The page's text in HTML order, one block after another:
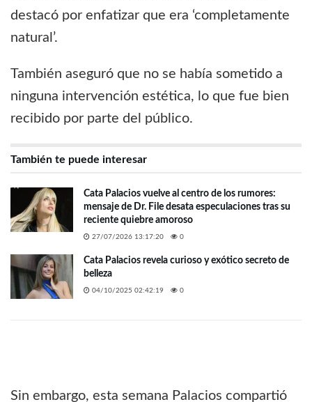
destacó por enfatizar que era ‘completamente
natural’.
También aseguró que no se había sometido a
ninguna intervención estética, lo que fue bien
recibido por parte del público.
También te puede interesar
Cata Palacios vuelve al centro de los rumores:
mensaje de Dr. File desata especulaciones tras su
reciente quiebre amoroso
27/07/2026 13:17:20 0
Cata Palacios revela curioso y exótico secreto de
belleza
04/10/2025 02:42:19 0
Sin embargo, esta semana Palacios compartió